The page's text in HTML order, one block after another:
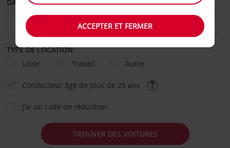
DATE DE DÉPART DATE DE RETOUR
TYPE DE LOCATION
Loisir
Travail Autre
Conducteur âgé de plus de 25 ans
J’ai un code de réduction
TROUVER DES VOITURES
ACCEPTER ET FERMER